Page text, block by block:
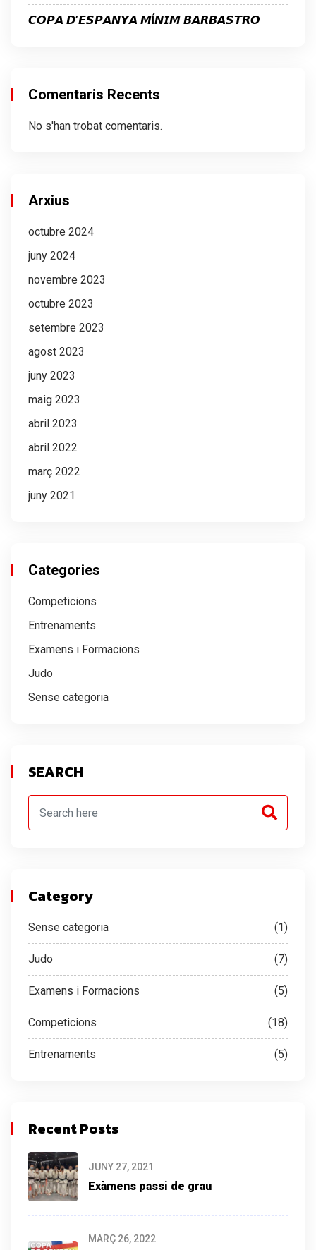
𝘾𝙊𝙋𝘼 𝘿’𝙀𝙎𝙋𝘼𝙉𝙔𝘼 𝙈Í𝙉𝙄𝙈 𝘽𝘼𝙍𝘽𝘼𝙎𝙏𝙍𝙊
Comentaris Recents
No s'han trobat comentaris.
Arxius
octubre 2024
juny 2024
novembre 2023
octubre 2023
setembre 2023
agost 2023
juny 2023
maig 2023
abril 2023
abril 2022
març 2022
juny 2021
Categories
Competicions
Entrenaments
Examens i Formacions
Judo
Sense categoria
SEARCH
Category
Sense categoria (1)
Judo (7)
Examens i Formacions (5)
Competicions (18)
Entrenaments (5)
Recent Posts
JUNY 27, 2021
Exàmens passi de grau
MARÇ 26, 2022